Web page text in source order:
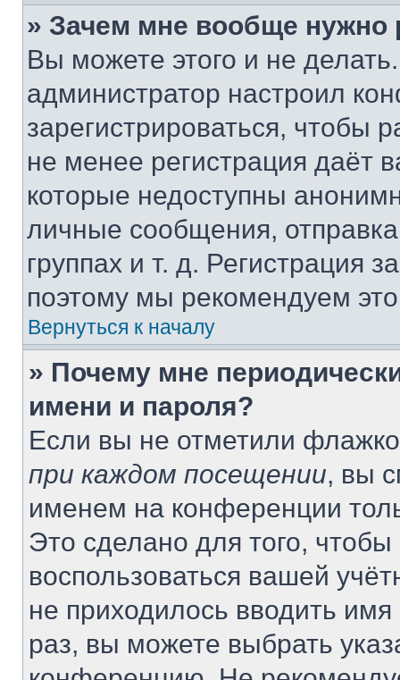
» Зачем мне вообще нужно
Вы можете этого и не
администратор настроил
зарегистрироваться, чтобы
не менее регистрация даёт
которые недоступны
личные сообщения,
группах и т. д. Регистрация
поэтому мы рекомендуем
Вернуться к началу
» Почему мне
имени и пароля?
Если вы не отметили
при каждом посещении, вы
именем на конференции
Это сделано для того, чтобы
воспользоваться вашей
не приходилось вводить
раз, вы можете выбрать